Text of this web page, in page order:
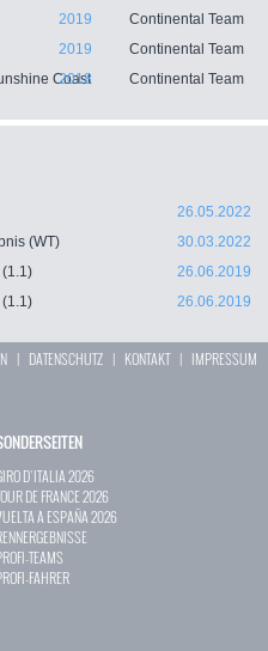
2019
Continental Team
2019
Continental Team
Coast
2018 Continental Team
26.05.2022
(WT)
30.03.2022
26.06.2019
26.06.2019
| DATENSCHUTZ | KONTAKT| IMPRESSUM
D`ITALIA 2026
DE FRANCE 2026
A ESPAÑA 2026
TEAMS
FAHRER